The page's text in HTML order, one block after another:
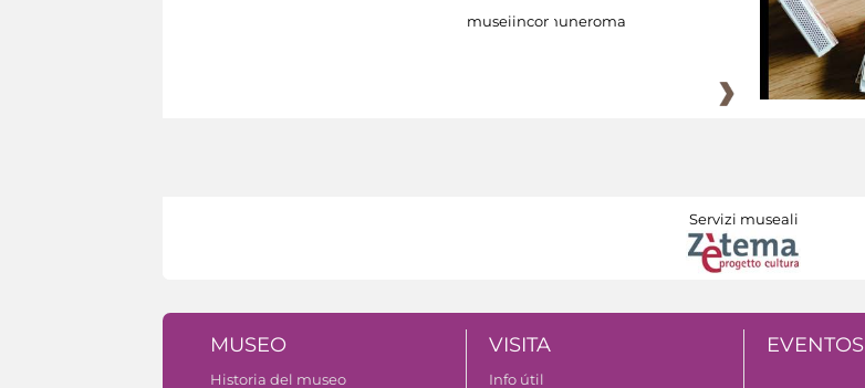
museiincomuneroma
Servizi museali
MUSEO
Historia del museo
VISITA
Info útil
EVENTOS